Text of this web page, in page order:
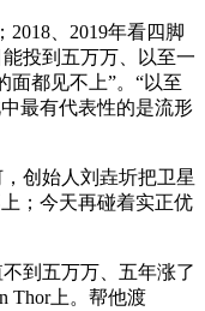
、2019年看四脚
投到五万万、以至一
面都见不上”。“以至
最有代表性的是流形
创始人刘垚圻把卫星
；今天再碰着实正优
到五万万、五年涨了
Thor上。帮他渡